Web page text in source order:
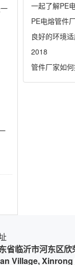
一起了解PE
PE电熔管件
良好的环境
2018
管件厂家如
省临沂市河东区
Village,